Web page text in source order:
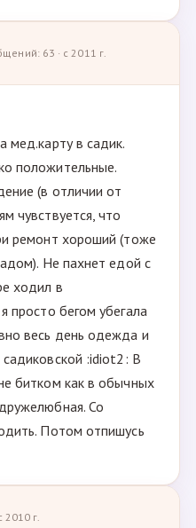
63 · с 2011 г.
мед.карту в садик.
положительные.
(в отличии от
чувствуется, что
ремонт хороший (тоже
Не пахнет едой с
ходил в
просто бегом убегала
весь день одежда и
:idiot2: В
битком как в обычных
Со
Потом отпишусь
2010 г.